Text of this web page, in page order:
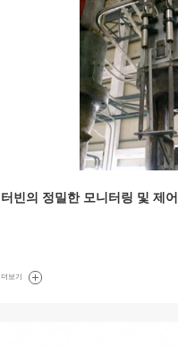
터빈의 정밀한 모니터링 및 제어
더보기